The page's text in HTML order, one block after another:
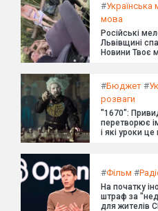
#Українська
мова
Російські
Львівщині
Новини Твоє
#Бюджет #
розваги
"1670":
перетворює
і які уроки це
#Фільм #
На початку
штраф за
для жителів